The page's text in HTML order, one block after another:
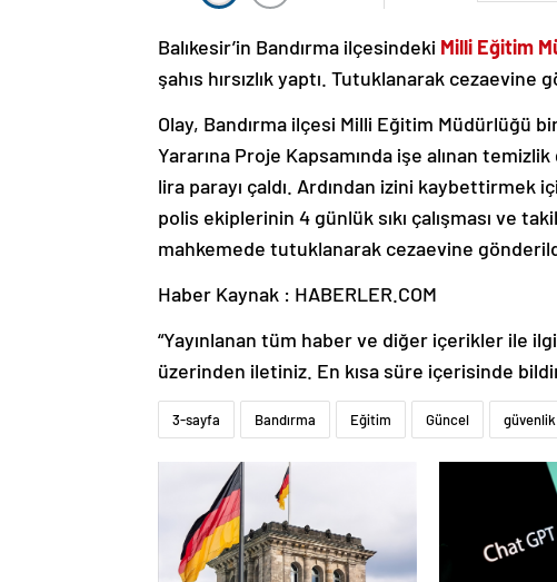
Balıkesir’in Bandırma ilçesindeki Milli Eğitim
şahıs hırsızlık yaptı. Tutuklanarak cezaevine
Olay, Bandırma ilçesi Milli Eğitim Müdürlüğü
Yararına Proje Kapsamında işe alınan
lira parayı çaldı. Ardından izini kaybettirmek
polis ekiplerinin 4 günlük sıkı çalışması ve
mahkemede tutuklanarak cezaevine
Haber Kaynak : HABERLER.COM
“Yayınlanan tüm haber ve diğer içerikler ile
üzerinden iletiniz. En kısa süre içerisinde
3-sayfa Bandırma Eğitim Güncel